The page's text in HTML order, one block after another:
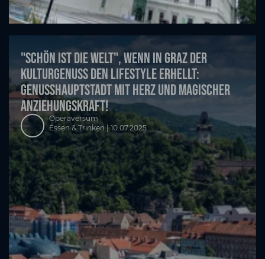
"Schön ist die Welt", wenn in Graz der
KulturGenuss den Lifestyle erhellt:
GenussHauptstadt mit Herz und magischer
Anziehungskraft!
Operaversum
Essen & Trinken |10.07.2025